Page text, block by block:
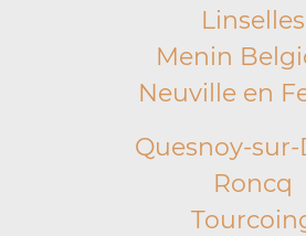
Linselles
Menin
Neuville en
Quesnoy-
Roncq